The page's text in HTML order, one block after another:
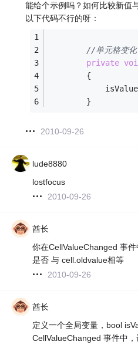
能给个示例吗？如何比较新值
以下代码不行的呀：
//单元格变化
private
        {
        }
2010-09-26
lude8880
lostfocus
2010-09-26
酋长
你在CellValueChanged 事
是否 与 cell.oldvalue相等
2010-09-26
酋长
定义一个全局变量，bool
CellValueChanged 事件中